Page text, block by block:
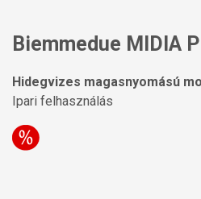
Biemmedue MIDIA
Hidegvizes magasnyomású
Ipari felhasználás